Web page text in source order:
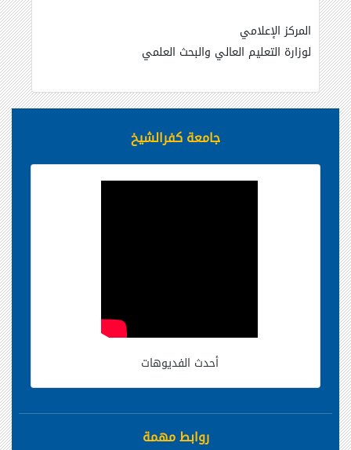
المركز الإعلامي
لوزارة التعليم العالي والبحث العلمي
جامعة كفرالشيخ
أحدث الفديوهات
روابط مهمة